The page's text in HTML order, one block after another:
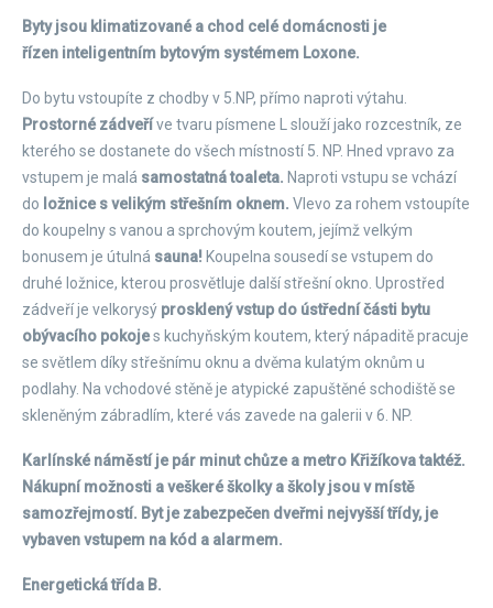
Byty jsou klimatizované a chod celé domácnosti je
řízen inteligentním bytovým systémem Loxone.
Do bytu vstoupíte z chodby v 5.NP, přímo naproti výtahu.
Prostorné zádveříve tvaru písmene L slouží jako rozcestník, ze
kterého se dostanete do všech místností 5. NP. Hned vpravo za
vstupem je malá samostatná toaleta. Naproti vstupu se vchází
do ložnice s velikým střešním oknem. Vlevo za rohem vstoupíte
do koupelny s vanou a sprchovým koutem, jejímž velkým
bonusem je útulná sauna! Koupelna sousedí se vstupem do
druhé ložnice, kterou prosvětluje další střešní okno. Uprostřed
zádveří je velkorysý prosklený vstup do ústřední části bytu
obývacího pokojes kuchyňským koutem, který nápaditě pracuje
se světlem díky střešnímu oknu a dvěma kulatým oknům u
podlahy. Na vchodové stěně je atypické zapuštěné schodiště se
skleněným zábradlím, které vás zavede na galerii v 6. NP.
Karlínské náměstí je pár minut chůze a metro Křižíkova taktéž.
Nákupní možnosti a veškeré školky a školy jsou v místě
samozřejmostí. Byt je zabezpečen dveřmi nejvyšší třídy, je
vybaven vstupem na kód a alarmem.
Energetická třída B.